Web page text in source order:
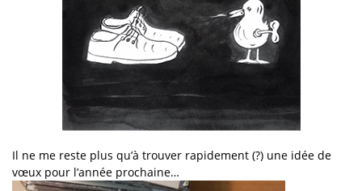
Il ne me reste plus qu’à trouver rapidement (?) une idée de
vœux pour l’année prochaine…